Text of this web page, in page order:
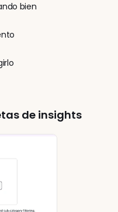
bien
de insights